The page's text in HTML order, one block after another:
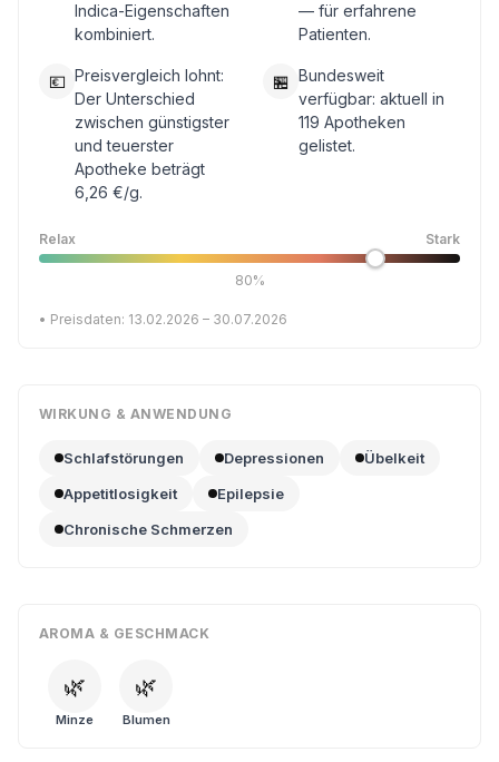
Indica-Eigenschaften
kombiniert.
— für erfahrene
Patienten.
💶 Preisvergleich lohnt:
Der Unterschied
zwischen günstigster
und teuerster
Apotheke beträgt
6,26 €/g.
🏪 Bundesweit
verfügbar: aktuell in
119 Apotheken
gelistet.
Relax Stark
80%
• Preisdaten: 13.02.2026 – 30.07.2026
WIRKUNG & ANWENDUNG
Schlafstörungen Depressionen
Übelkeit
Appetitlosigkeit
Epilepsie
Chronische Schmerzen
AROMA & GESCHMACK
🌿
Minze
🌿
Blumen